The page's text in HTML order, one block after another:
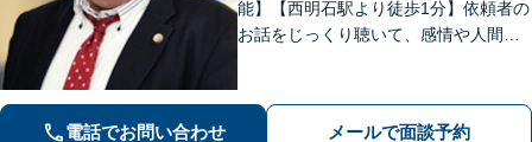
能】【西明石駅より徒歩1分】依頼者の
お話をじっくり聴いて、感情や人間関
トワーク軽く迅速・誠実に対応しま
す。まずはお気軽にご相談ください。
電話でお問い合わせ メールで面談予約